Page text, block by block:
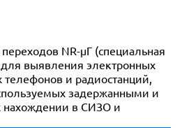
NR-µГ (специальная
выявления электронных
телефонов и радиостанций,
задержанными и
в СИЗО и